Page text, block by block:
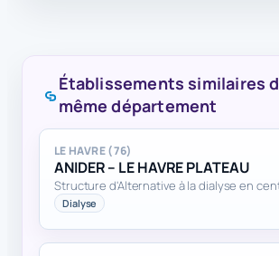
Établissements similaires
même département
LE HAVRE (76)
ANIDER – LE HAVRE PLATEAU
Structure d'Alternative à la dialyse en
Dialyse